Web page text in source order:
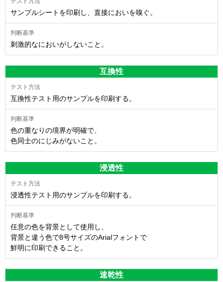
サンプルシートを印刷し、直接においを嗅ぐ。
刺激的なにおいがしないこと。
互換性
互換性テスト用のサンプルを印刷する。
色の重なりの境界が明確で、
色同士のにじみがないこと。
浸透性
浸透性テスト用のサンプルを印刷する。
任意の色を背景として使用し、
背景と違う色で8号サイズのArialフォントで
鮮明に印刷できること。
速乾性